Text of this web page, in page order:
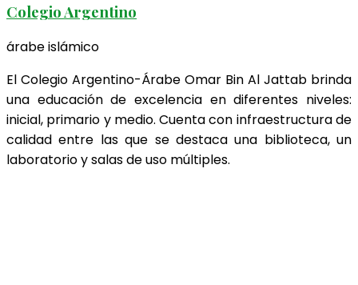
Colegio Argentino
árabe islámico
El Colegio Argentino-Árabe Omar Bin Al Jattab brinda
una educación de excelencia en diferentes niveles:
inicial, primario y medio. Cuenta con infraestructura de
calidad entre las que se destaca una biblioteca, un
laboratorio y salas de uso múltiples.